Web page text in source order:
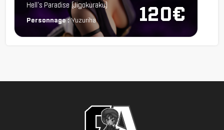
120€
Hell's Paradise (Jigokuraku)
Personnage : Yuzuriha